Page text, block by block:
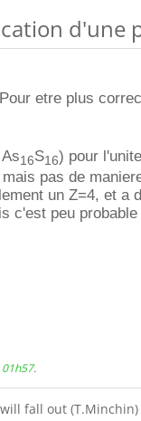
d'une
etre plus
16S16) pour
pas de
un Z=4, et a
c'est peu
01h57.
fall out (T.Minchin)